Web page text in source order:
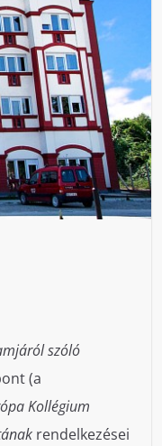
szóló
(a
Kollégium
rendelkezései